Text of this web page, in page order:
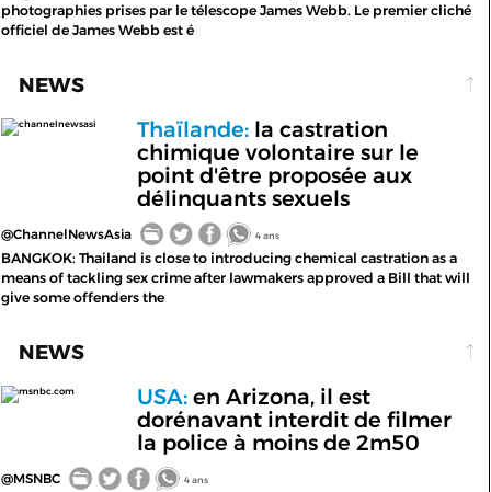
photographies prises par le télescope James Webb. Le premier cliché
officiel de James Webb est é
NEWS
channelnewsasi Thaïlande:la castration
chimique volontaire sur le
point d'être proposée aux
délinquants sexuels
@ChannelNewsAsia 4 ans
BANGKOK: Thailand is close to introducing chemical castration as a
means of tackling sex crime after lawmakers approved a Bill that will
give some offenders the
NEWS
msnbc.com USA:en Arizona, il est
dorénavant interdit de filmer
la police à moins de 2m50
@MSNBC 4 ans